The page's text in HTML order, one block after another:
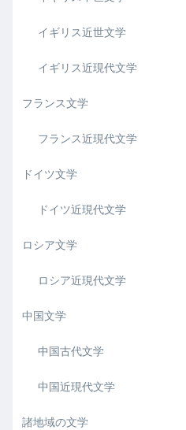
イギリス近世文学
イギリス近現代文学
フランス文学
フランス近現代文学
ドイツ文学
ドイツ近現代文学
ロシア文学
ロシア近現代文学
中国文学
中国古代文学
中国近現代文学
諸地域の文学